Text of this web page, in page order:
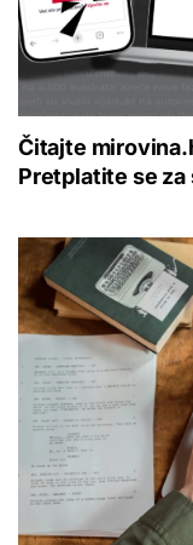
Čitajte
Pretplatite se